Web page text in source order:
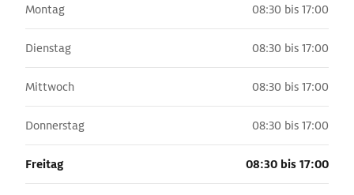
Montag 08:30 bis 17:00
Dienstag 08:30 bis 17:00
Mittwoch 08:30 bis 17:00
Donnerstag 08:30 bis 17:00
Freitag 08:30 bis 17:00